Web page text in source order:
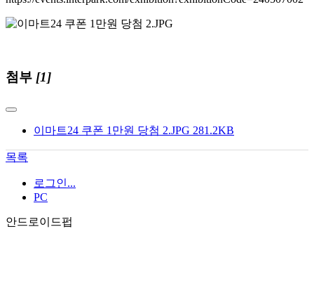
첨부 [1]
이마트24 쿠폰 1만원 당첨 2.JPG 281.2KB
목록
로그인...
PC
안드로이드펍